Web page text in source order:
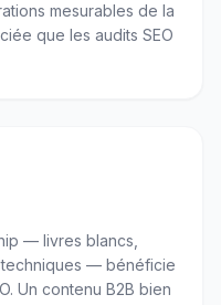
mesurables de la
que les audits SEO
— livres blancs,
— bénéficie
Un contenu B2B bien